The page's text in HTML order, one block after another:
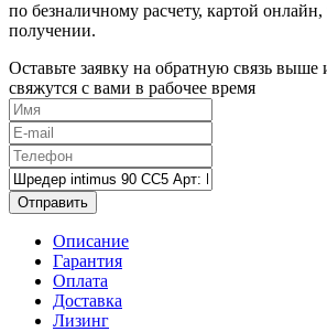
по безналичному расчету, картой
получении.
Оставьте заявку на обратную связь
свяжутся с вами в рабочее время
Отправить
Описание
Гарантия
Оплата
Доставка
Лизинг